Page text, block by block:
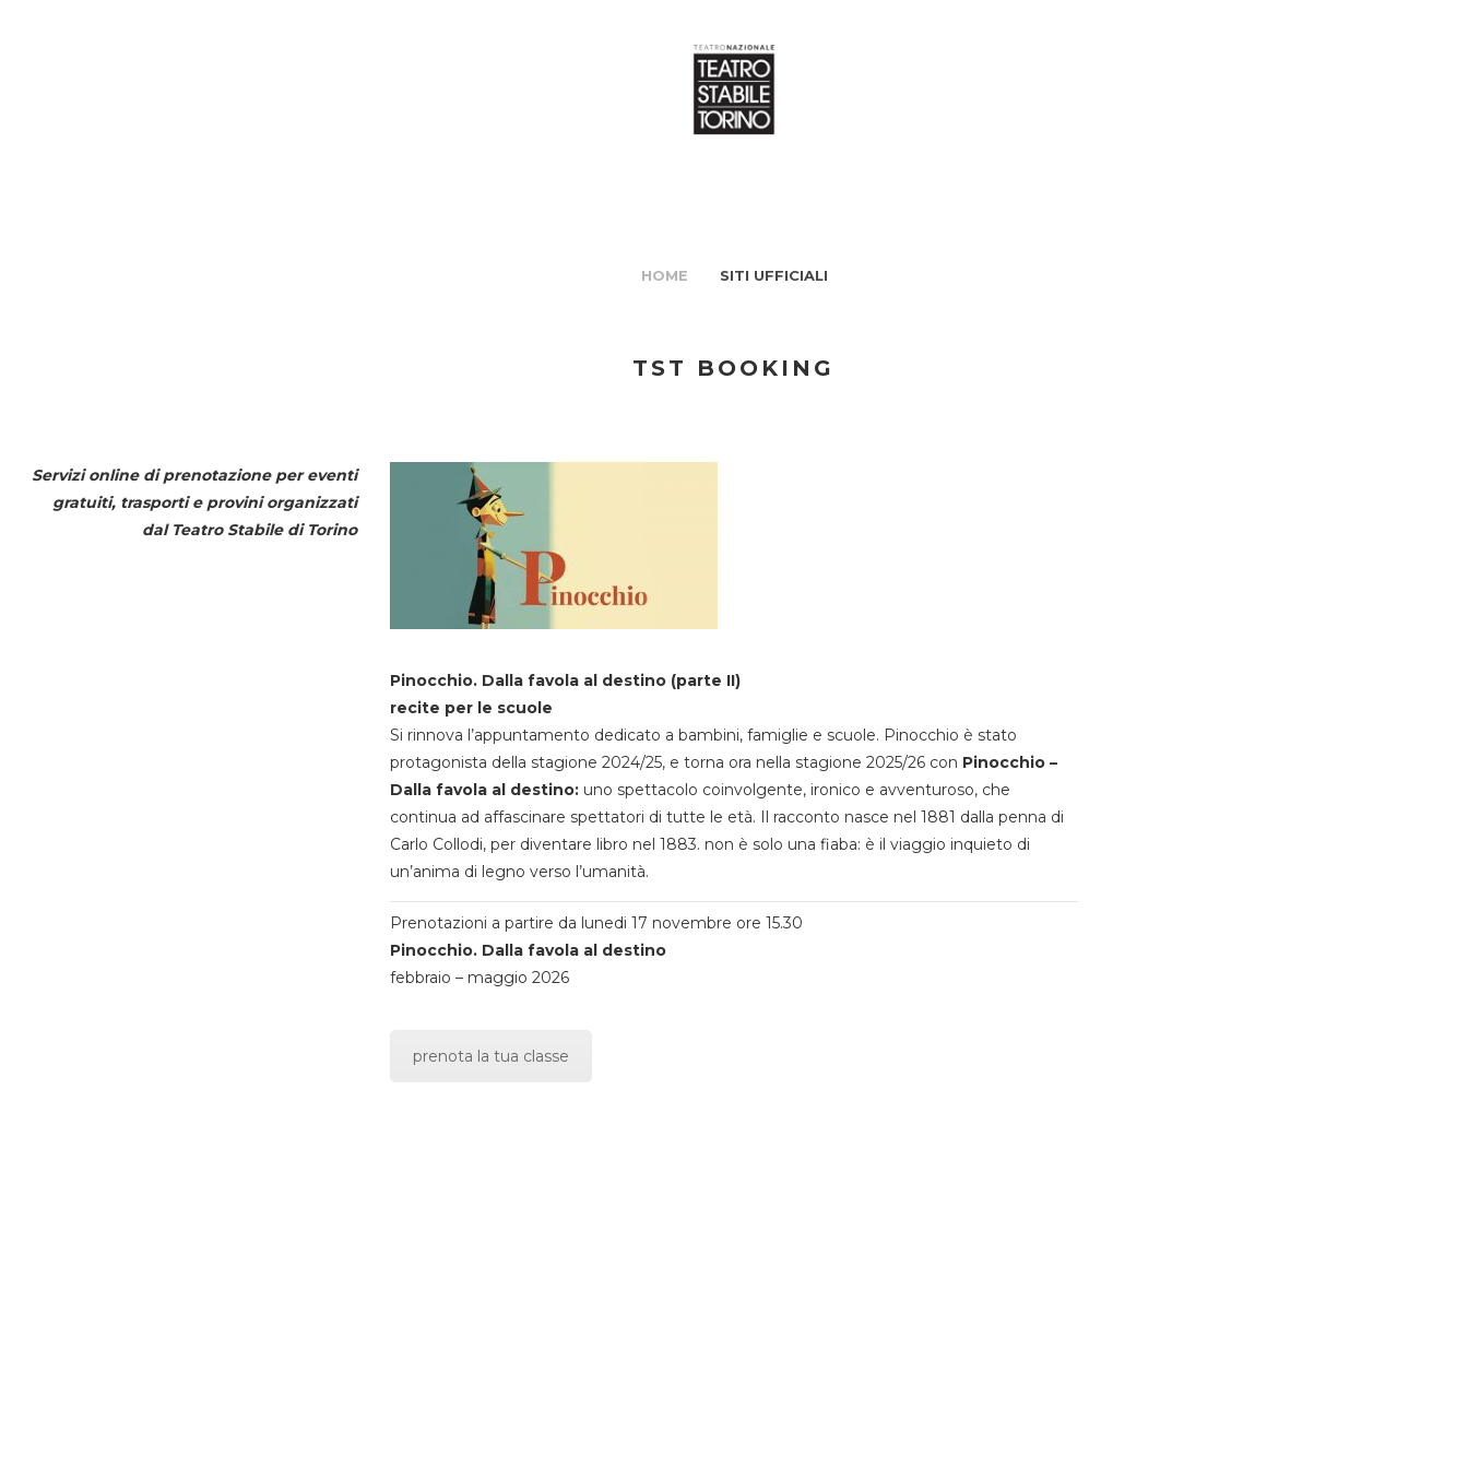
HOME SITI UFFICIALI
TST BOOKING
Servizi online di prenotazione per eventi
gratuiti, trasporti e provini organizzati
dal Teatro Stabile di Torino
Pinocchio. Dalla favola al destino (parte II)
recite per le scuole
Si rinnova l’appuntamento dedicato a bambini, famiglie e scuole. Pinocchio è stato
protagonista della stagione 2024/25, e torna ora nella stagione 2025/26 con Pinocchio –
Dalla favola al destino:uno spettacolo coinvolgente, ironico e avventuroso, che
continua ad affascinare spettatori di tutte le età. Il racconto nasce nel 1881 dalla penna di
Carlo Collodi, per diventare libro nel 1883. non è solo una fiaba: è il viaggio inquieto di
un’anima di legno verso l’umanità.
Prenotazioni a partire da lunedi 17 novembre ore 15.30
Pinocchio. Dalla favola al destino
febbraio – maggio 2026
prenota la tua classe